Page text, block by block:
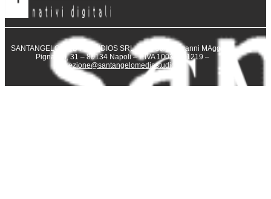
SANTANGELO MEDIA STUDIOS SRL – Via San Giovanni MAggiore
Pignatelli, 31 – 80134 Napoli – P.IVA 10031231219 –
direzione@santangelomediastudios.it